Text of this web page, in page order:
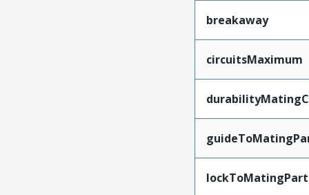
breakaway
circuitsMaximum
lockToMatingPart